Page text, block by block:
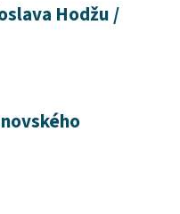
Hodžu /